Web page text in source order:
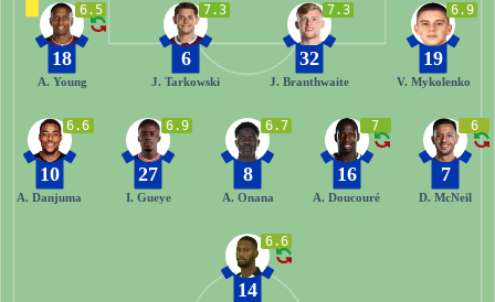
6.9
19
V. Mykolenko
7.3
32
J. Branthwaite
7.3
6
J. Tarkowski
6.5
18
A. Young
6
7
D. McNeil
7
16
A. Doucouré
6.7
8
A. Onana
6.9
27
I. Gueye
6.6
10
A. Danjuma
6.6
14